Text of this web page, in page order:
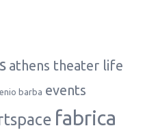
athens theater life
barba events
fabrica